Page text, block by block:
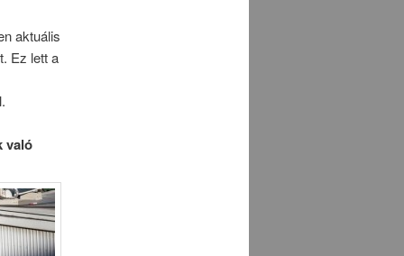
aktuális
Ez lett a
való